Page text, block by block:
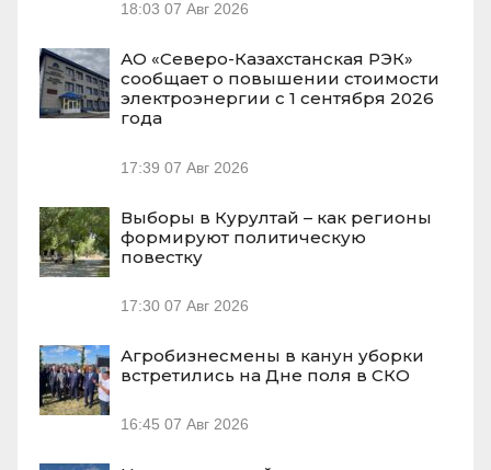
18:03 07 Авг 2026
АО «Северо-Казахстанская РЭК»
сообщает о повышении стоимости
электроэнергии с 1 сентября 2026
года
17:39 07 Авг 2026
Выборы в Курултай – как регионы
формируют политическую
повестку
17:30 07 Авг 2026
Агробизнесмены в канун уборки
встретились на Дне поля в СКО
16:45 07 Авг 2026